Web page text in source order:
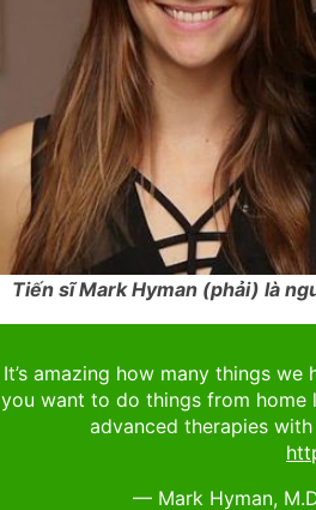
Tiến sĩ Mark Hyman (phải) là
It’s amazing how many things
you want to do things from home
advanced therapies
— Mark Hyman,